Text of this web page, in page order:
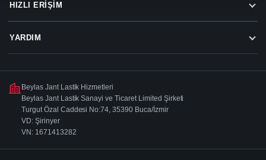
HIZLI ERIŞIM
YARDIM
Beylas Jant Lastik Hizmetleri
Beylas Jant Lastik Sanayi ve Ticaret Limited Şirketi
Turgut Özal Caddesi No:74, 35390 Buca/İzmir
VD: Şirinyer
VN: 1671413282